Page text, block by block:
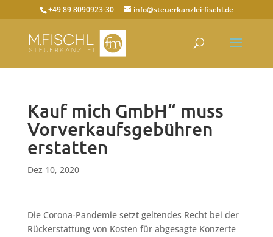
+49 89 8090923-30 info@steuerkanzlei-fischl.de
Kauf mich GmbH“ muss
Vorverkaufsgebühren
erstatten
Dez 10, 2020
Die Corona-Pandemie setzt geltendes Recht bei der
Rückerstattung von Kosten für abgesagte Konzerte